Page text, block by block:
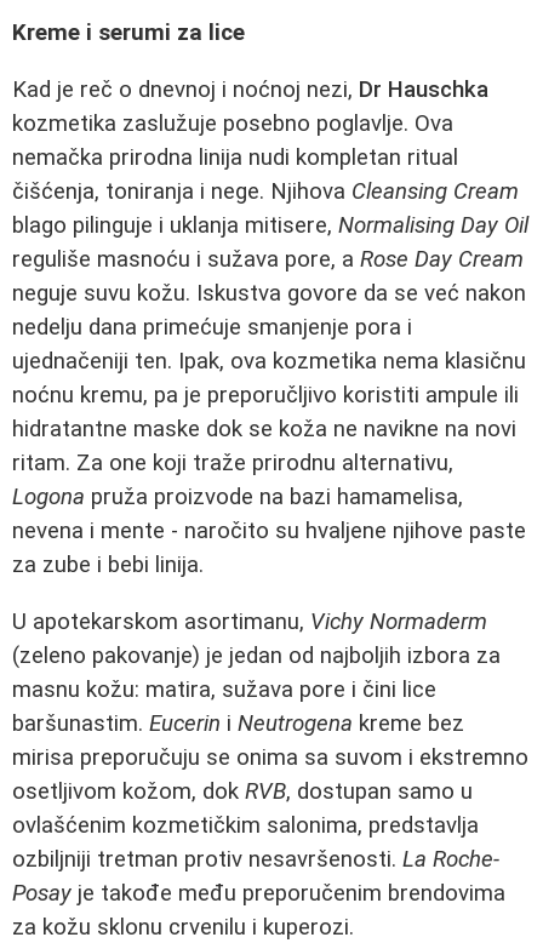
Kreme i serumi za lice
Kad je reč o dnevnoj i noćnoj nezi, Dr Hauschka
kozmetika zaslužuje posebno poglavlje. Ova
nemačka prirodna linija nudi kompletan ritual
čišćenja, toniranja i nege. Njihova Cleansing Cream
blago pilinguje i uklanja mitisere, Normalising Day Oil
reguliše masnoću i sužava pore, a Rose Day Cream
neguje suvu kožu. Iskustva govore da se već nakon
nedelju dana primećuje smanjenje pora i
ujednačeniji ten. Ipak, ova kozmetika nema klasičnu
noćnu kremu, pa je preporučljivo koristiti ampule ili
hidratantne maske dok se koža ne navikne na novi
ritam. Za one koji traže prirodnu alternativu,
Logona pruža proizvode na bazi hamamelisa,
nevena i mente - naročito su hvaljene njihove paste
za zube i bebi linija.
U apotekarskom asortimanu, Vichy Normaderm
(zeleno pakovanje) je jedan od najboljih izbora za
masnu kožu: matira, sužava pore i čini lice
baršunastim. Eucerin i Neutrogena kreme bez
mirisa preporučuju se onima sa suvom i ekstremno
osetljivom kožom, dok RVB, dostupan samo u
ovlašćenim kozmetičkim salonima, predstavlja
ozbiljniji tretman protiv nesavršenosti. La Roche-
Posay je takođe među preporučenim brendovima
za kožu sklonu crvenilu i kuperozi.